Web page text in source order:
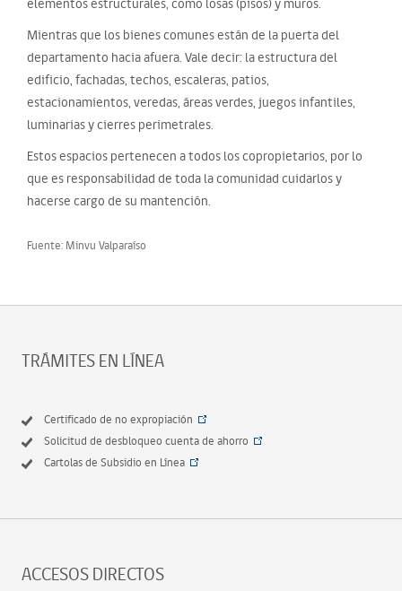
elementos estructurales, como losas (pisos) y muros.
Mientras que los bienes comunes están de la puerta del
departamento hacia afuera. Vale decir: la estructura del
edificio, fachadas, techos, escaleras, patios,
estacionamientos, veredas, áreas verdes, juegos infantiles,
luminarias y cierres perimetrales.
Estos espacios pertenecen a todos los copropietarios, por lo
que es responsabilidad de toda la comunidad cuidarlos y
hacerse cargo de su mantención.
Fuente: Minvu Valparaíso
TRÁMITES EN LÍNEA
Certificado de no expropiación
Solicitud de desbloqueo cuenta de ahorro
Cartolas de Subsidio en Línea
ACCESOS DIRECTOS